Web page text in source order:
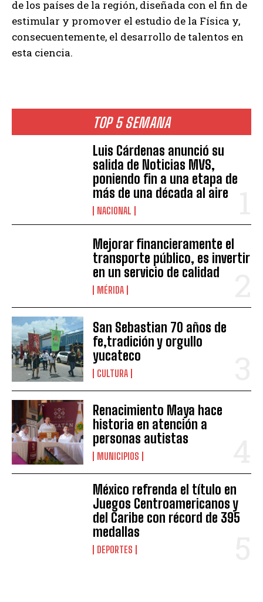
TOP 5 SEMANA
Luis Cárdenas anunció su
salida de Noticias MVS,
poniendo fin a una etapa de
más de una década al aire
NACIONAL
Mejorar financieramente el
transporte público, es invertir
en un servicio de calidad
MÉRIDA
San Sebastian 70 años de
fe,tradición y orgullo
yucateco
CULTURA
Renacimiento Maya hace
historia en atención a
personas autistas
MUNICIPIOS
México refrenda el título en
Juegos Centroamericanos y
del Caribe con récord de 395
medallas
DEPORTES
de los países de la región, diseñada con el fin de
estimular y promover el estudio de la Física y,
consecuentemente, el desarrollo de talentos en
esta ciencia.